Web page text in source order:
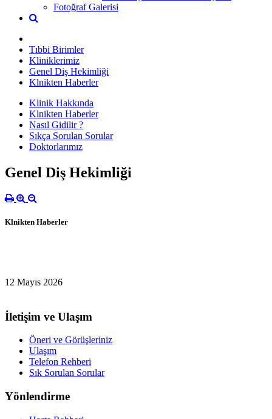
Fotoğraf Galerisi
Tıbbi Birimler
Kliniklerimiz
Genel Diş Hekimliği
Klnikten Haberler
Klinik Hakkında
Klnikten Haberler
Nasıl Gidilir ?
Sıkça Sorulan Sorular
Doktorlarımız
Genel Diş Hekimliği
Klnikten Haberler
12 Mayıs 2026
İletişim ve Ulaşım
Öneri ve Görüşleriniz
Ulaşım
Telefon Rehberi
Sık Sorulan Sorular
Yönlendirme